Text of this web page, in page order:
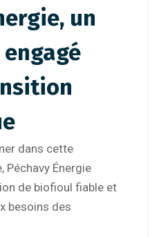
un
dans cette
Péchavy Énergie
de biofioul fiable et
besoins des